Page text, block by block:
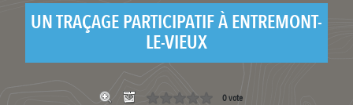
UN TRAÇAGE PARTICIPATIF À ENTREMONT-
LE-VIEUX
0 vote